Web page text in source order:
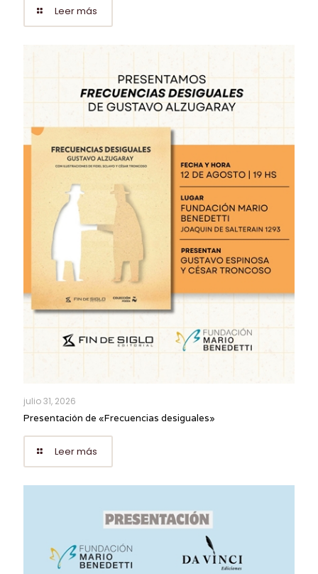
Leer más
julio 31, 2026
Presentación de «Frecuencias desiguales»
Leer más